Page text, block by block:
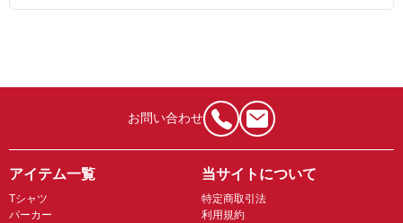
お問い合わせ
アイテム一覧
Tシャツ
パーカー
当サイトについて
特定商取引法
利用規約